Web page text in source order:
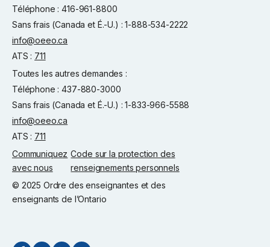
Téléphone : 416-961-8800
Sans frais (Canada et É.-U.) : 1-888-534-2222
info@oeeo.ca
ATS : 711
Toutes les autres demandes :
Téléphone : 437-880-3000
Sans frais (Canada et É.-U.) : 1-833-966-5588
info@oeeo.ca
ATS : 711
Communiquez
avec nous
Code sur la protection des
renseignements personnels
© 2025 Ordre des enseignantes et des
enseignants de l’Ontario